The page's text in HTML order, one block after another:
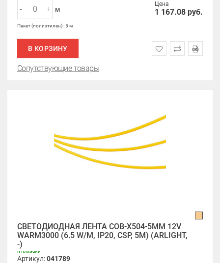
Цена
1 167.08 руб.
- + м
Пакет (полиэтилен) : 5 м
В КОРЗИНУ
Сопутствующие товары
СВЕТОДИОДНАЯ ЛЕНТА COB-X504-5MM 12V
WARM3000 (6.5 W/M, IP20, CSP, 5M) (ARLIGHT,
-)
в наличии
Артикул:041789